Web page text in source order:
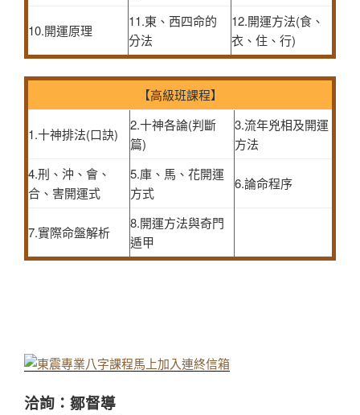
10.開運原理
11.東、西四命的
分法
12.開運方法(食、
衣、住、行)
【高級班課程】
1.十神排法(口訣)
2.十神各論(判斷
篇)
3.流年兇相及開運
方法
4.刑、沖、會、
合、害開運式
5.庫、馬、花開運
方式
6.論命程序
7.實際命盤解析
8.開運方法與奇門
遁甲
洽詢：鄒督導